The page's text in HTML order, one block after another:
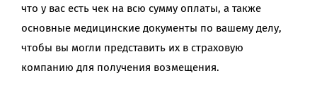
что у вас есть чек на всю сумму оплаты, а также
основные медицинские документы по вашему делу,
чтобы вы могли представить их в страховую
компанию для получения возмещения.